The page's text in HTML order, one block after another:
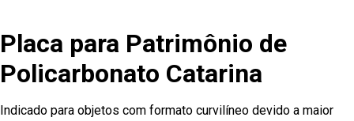
Placa para Patrimônio de
Policarbonato Catarina
Indicado para objetos com formato curvilíneo devido a maior